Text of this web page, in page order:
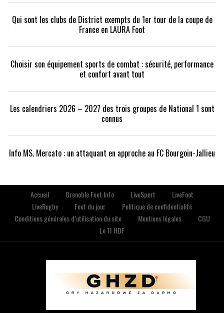
Qui sont les clubs de District exempts du 1er tour de la coupe de
France en LAURA Foot
Choisir son équipement sports de combat : sécurité, performance
et confort avant tout
Les calendriers 2026 – 2027 des trois groupes de National 1 sont
connus
Info MS. Mercato : un attaquant en approche au FC Bourgoin-Jallieu
Accueil Grenoble Foot Info LiveSport
LiveFoot
LiveRugby
Foot du jour
Politique de confidentialité
Conditions générales d’utilisation du site
Mentions légales
CGU
Le 11 HDF